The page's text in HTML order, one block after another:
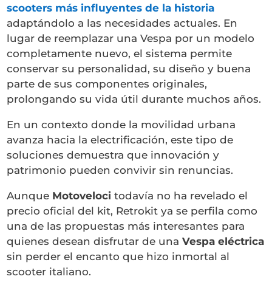
scooters más influyentes de la historia
adaptándolo a las necesidades actuales. En
lugar de reemplazar una Vespa por un modelo
completamente nuevo, el sistema permite
conservar su personalidad, su diseño y buena
parte de sus componentes originales,
prolongando su vida útil durante muchos años.
En un contexto donde la movilidad urbana
avanza hacia la electrificación, este tipo de
soluciones demuestra que innovación y
patrimonio pueden convivir sin renuncias.
Aunque Motoveloci todavía no ha revelado el
precio oficial del kit, Retrokit ya se perfila como
una de las propuestas más interesantes para
quienes desean disfrutar de unaVespa eléctrica
sin perder el encanto que hizo inmortal al
scooter italiano.